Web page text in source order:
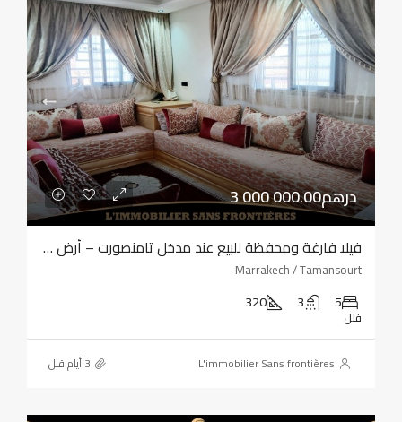
3 000 000.00درهم
فيلا فارغة ومحفظة للبيع عند مدخل تامنصورت – أرض بمساحة 320 مترًا مربعًا – أربع واجهات
Marrakech / Tamansourt
5
3
320
فلل
L'immobilier Sans frontières